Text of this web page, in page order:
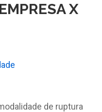
X
de ruptura